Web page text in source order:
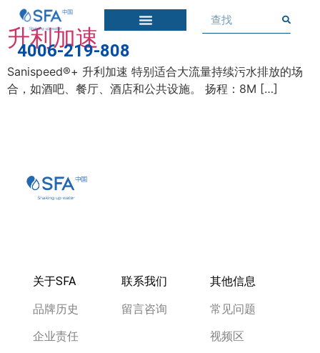
4006-219-808
升利加速
Sanispeed®+ 升利加速 特别适合大流量持续污水排放的场
合，如酒吧、餐厅、酒店和公共设施。 扬程：8M […]
关于SFA
品牌历史
企业责任
联系我们
留言咨询
其他信息
常见问题
视频区